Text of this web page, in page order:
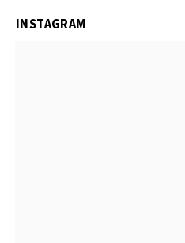
INSTAGRAM